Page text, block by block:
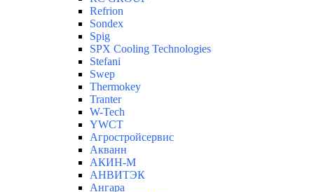
Refrion
Sondex
Spig
SPX Cooling Technologies
Stefani
Swep
Thermokey
Tranter
W-Tech
YWCT
Агростройсервис
Акванн
АКИН-М
АНВИТЭК
Ангара